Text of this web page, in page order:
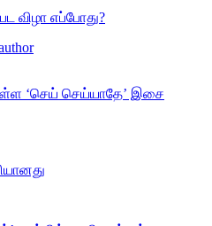
விழா எப்போது?
‘செய் செய்யாதே’ இசை